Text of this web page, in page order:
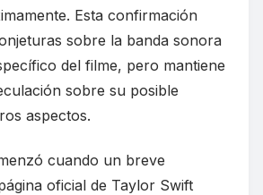
Esta confirmación
sobre la banda sonora
del filme, pero mantiene
sobre su posible
aspectos.
cuando un breve
oficial de Taylor Swift